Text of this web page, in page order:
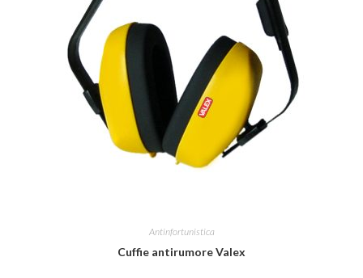
Antinfortunistica
Cuffie antirumore Valex